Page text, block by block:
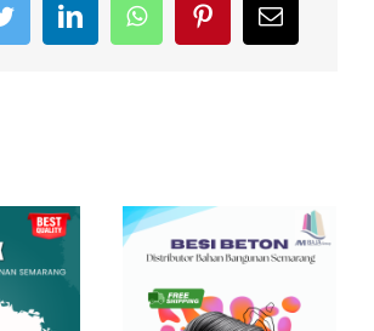
TwitterLinkedInWhatsAppPinterestEmail